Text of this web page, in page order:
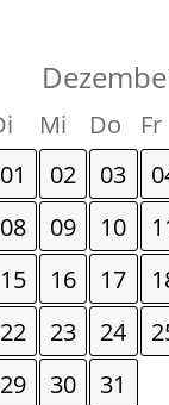
Mi Do Fr
01
02 03
08 09 10
15 16 17
22 23 24
29 30 31